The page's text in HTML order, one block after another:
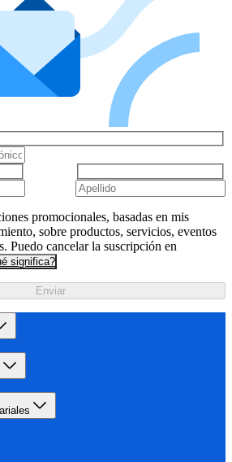
promocionales, basadas en mis
sobre productos, servicios, eventos
Puedo cancelar la suscripción en
significa?
Enviar